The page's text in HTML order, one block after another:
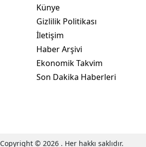
Künye
Gizlilik Politikası
İletişim
Haber Arşivi
Ekonomik Takvim
Son Dakika Haberleri
Copyright © 2026 . Her hakkı saklıdır.